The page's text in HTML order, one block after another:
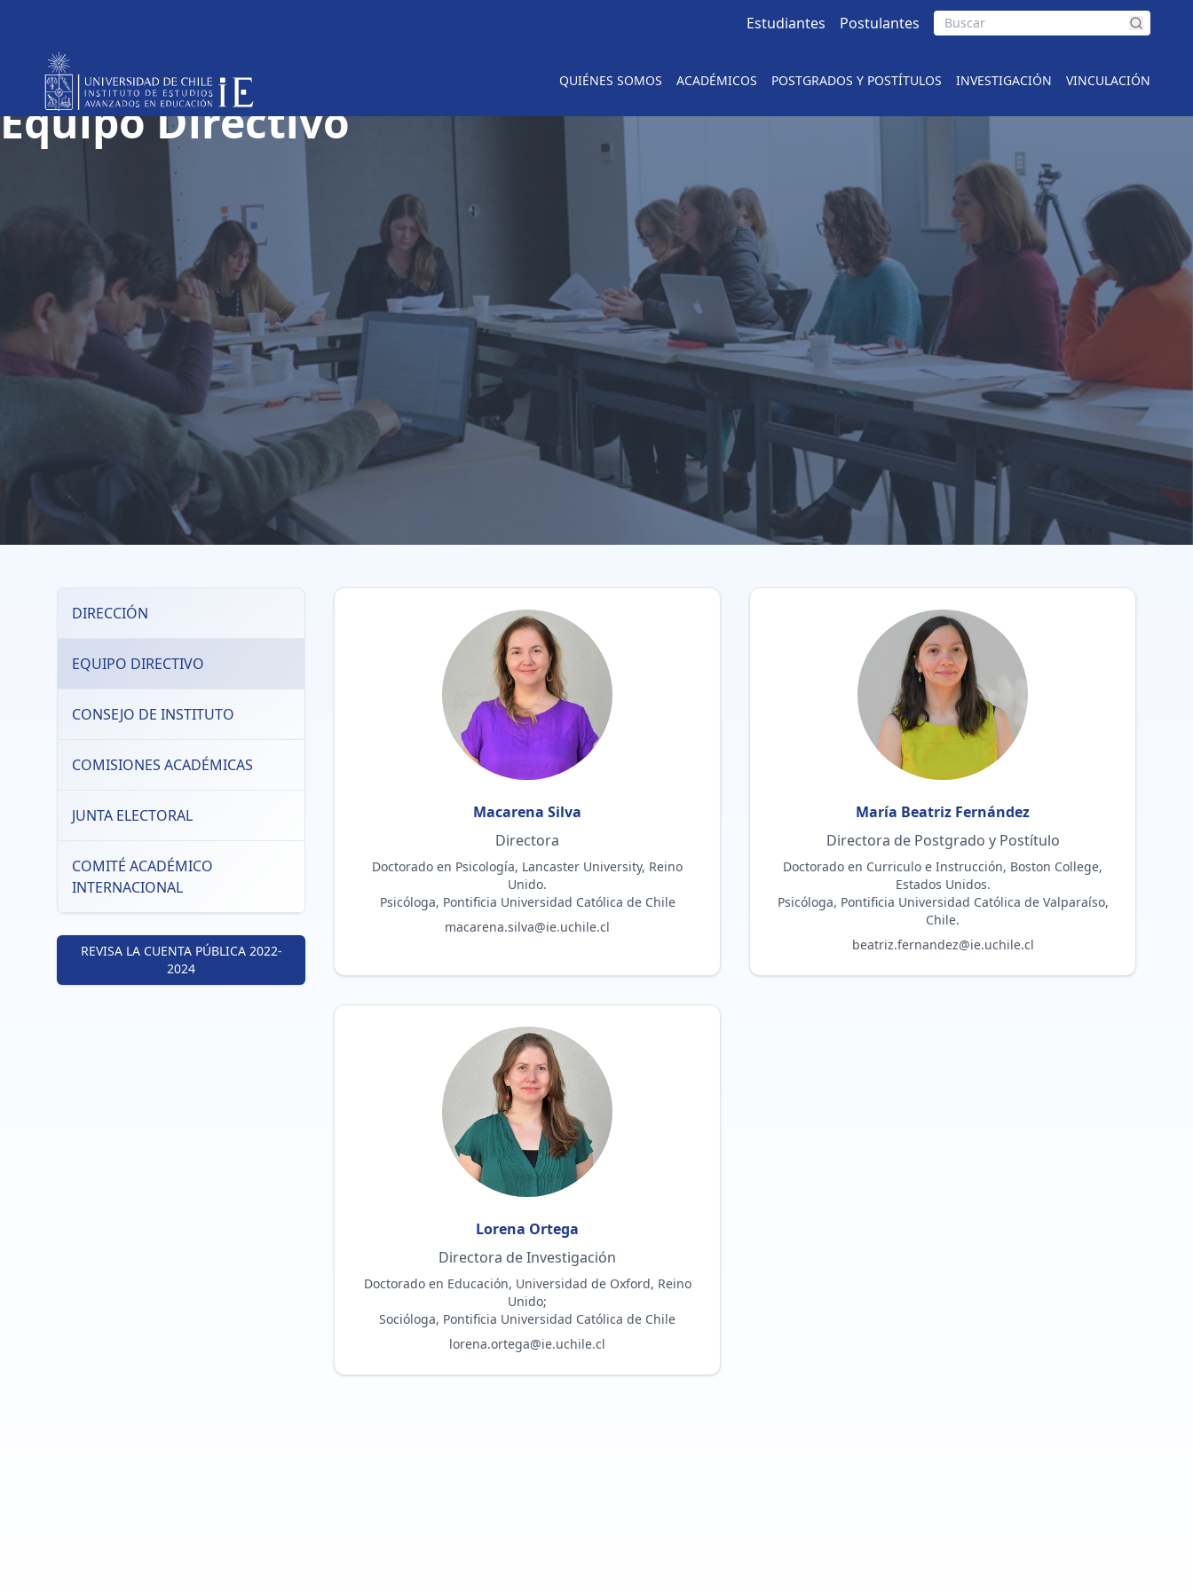
Estudiantes Postulantes
QUIÉNES SOMOS ACADÉMICOS POSTGRADOS Y POSTÍTULOS INVESTIGACIÓN VINCULACIÓN
Equipo Directivo
DIRECCIÓN
EQUIPO DIRECTIVO
CONSEJO DE INSTITUTO
COMISIONES ACADÉMICAS
JUNTA ELECTORAL
COMITÉ ACADÉMICO
INTERNACIONAL
REVISA LA CUENTA PÚBLICA 2022-
2024
Macarena Silva
Directora
Doctorado en Psicología, Lancaster University, Reino
Unido.
Psicóloga, Pontificia Universidad Católica de Chile
macarena.silva@ie.uchile.cl
María Beatriz Fernández
Directora de Postgrado y Postítulo
Doctorado en Curriculo e Instrucción, Boston College,
Estados Unidos.
Psicóloga, Pontificia Universidad Católica de Valparaíso,
Chile.
beatriz.fernandez@ie.uchile.cl
Lorena Ortega
Directora de Investigación
Doctorado en Educación, Universidad de Oxford, Reino
Unido;
Socióloga, Pontificia Universidad Católica de Chile
lorena.ortega@ie.uchile.cl